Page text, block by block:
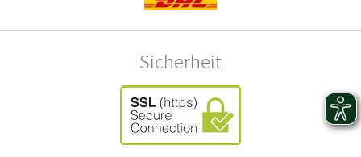
Sicherheit